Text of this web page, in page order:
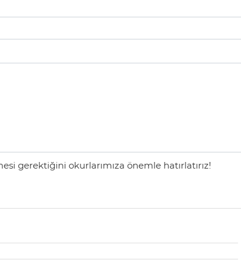
gerektiğini okurlarımıza önemle hatırlatırız!